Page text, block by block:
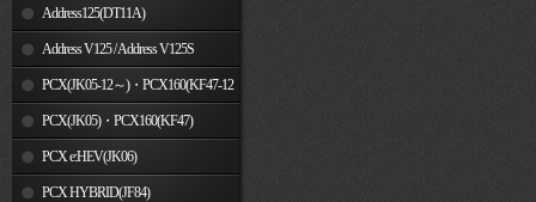
Address125(DT11A)
Address V125 / Address V125S
PCX(JK05-12～)・PCX160(KF47-12
～) PCX(JK05)・PCX160(KF47)
PCX e:HEV(JK06)
PCX HYBRID(JF84)